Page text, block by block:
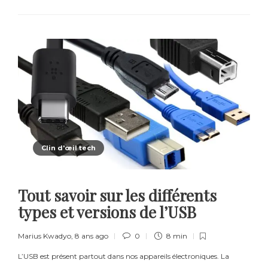
Clin d'œil tech
Tout savoir sur les différents
types et versions de l’USB
Marius Kwadyo 8 ans ago 0 8 min
L’USB est présent partout dans nos appareils électroniques. La